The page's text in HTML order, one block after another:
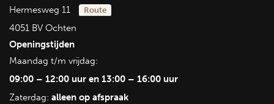
Hermesweg 11
Route
4051 BV Ochten
Openingstijden
Maandag t/m vrijdag:
09:00 – 12:00 uur en 13:00 – 16:00 uur
Zaterdag: alleen op afspraak